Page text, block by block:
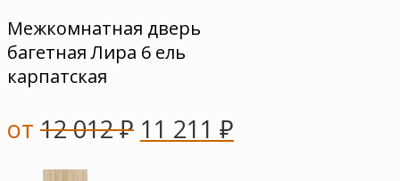
Межкомнатная дверь
багетная Лира 6 ель
карпатская
от 12 012₽ 11 211 ₽